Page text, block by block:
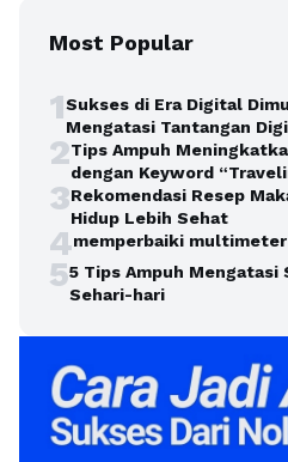
Most Popular
1Sukses di Era Digital
Mengatasi Tantangan
2Tips Ampuh
dengan Keyword
3Rekomendasi Resep
Hidup Lebih Sehat
4memperbaiki multimeter
55 Tips Ampuh Mengatasi
Sehari-hari